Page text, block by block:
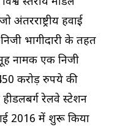
हवाई
भागीदारी के तहत
नामक एक निजी
करोड़ रुपये की
रेलवे स्टेशन
2016 में शुरू किया